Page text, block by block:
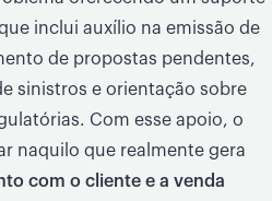
inclui auxílio na emissão de
de propostas pendentes,
sinistros e orientação sobre
Com esse apoio, o
naquilo que realmente gera
com o cliente e a venda